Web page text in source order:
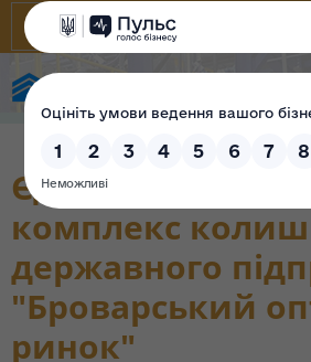
Єдиний
комплекс
державного
"Броварський
ринок"